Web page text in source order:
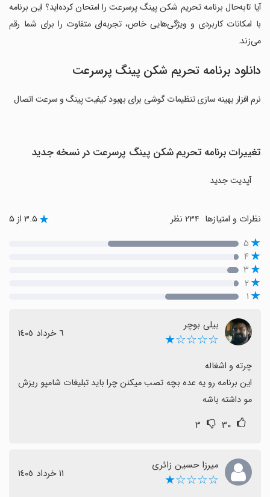
آیا تابه‌حال برنامه تحریم شکن پینگ پرسرعت را امتحان کرده‌اید؟ این برنامه
با امکانات کاربردی و ویژگی‌هایی خاص، تجربه‌ای متفاوت را برای شما رقم
می‌زند.
دانلود برنامه تحریم شکن پینگ پرسرعت
نرم افزار بهینه سازی تنظیمات گوشی برای بهبود کیفیت پینگ و سرعت اتصال
تغییرات برنامه تحریم شکن پینگ پرسرعت در نسخه جدید
آپدیت جدید
نظرات و امتیازها ۳.۵ از ۵
۵
۴
۳
۲
۱
بیلی بوچر
☆☆☆☆★ ٦ خرداد ١٤٠٥
مو داشته باشه
۳۰ ۳
میرزا حسین زائری
☆☆☆☆★ ١١ خرداد ١٤٠٥